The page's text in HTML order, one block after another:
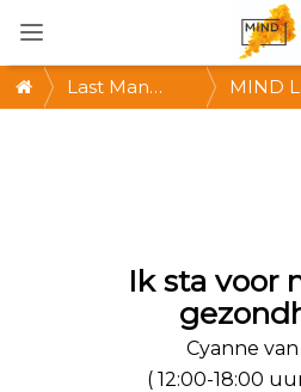
Last Man
MIND
24/9,
Utrecht
Ik sta voor
Cyanne
( 12:00-18:00